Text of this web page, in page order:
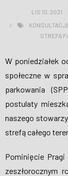
LIS 10, 2021
STREFA
W poniedziałek
społeczne w
parkowania
postulaty
naszego
strefą całego
Pominięcie Pragi
zeszłorocznym